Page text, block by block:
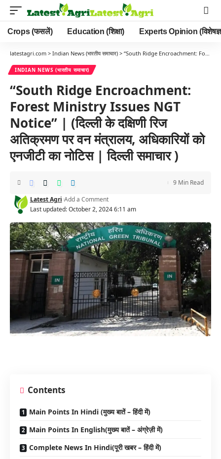
Crops (फसलें) Education (शिक्षा) Experts Opinion (विशेषज्ञ
latestagri.com > Indian News (भारतीय समाचार) > “South Ridge Encroachment: Forest Ministry Issues NGT Notice” | (दिल्ली के दक्षिणी रिज अतिक्रमण पर वन मंत्रालय, अधिकारियों को एनजीटी का नोटिस | दिल्ली समाचार )
INDIAN NEWS (भारतीय समाचार)
“South Ridge Encroachment:
Forest Ministry Issues NGT
Notice” | (दिल्ली के दक्षिणी रिज
अतिक्रमण पर वन मंत्रालय, अधिकारियों को
एनजीटी का नोटिस | दिल्ली समाचार )
Last updated: October 2, 2024 6:11 am
Latest Agri Add a Comment
9 Min Read
Contents
Main Points In Hindi (मुख्य बातें – हिंदी में)
Main Points In English(मुख्य बातें – अंग्रेज़ी में)
Complete News In Hindi(पूरी खबर – हिंदी में)